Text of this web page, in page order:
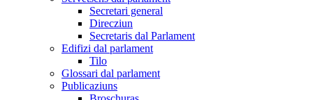
Secretari general
Direcziun
Secretaris dal Parlament
Edifizi dal parlament
Tilo
Glossari dal parlament
Publicaziuns